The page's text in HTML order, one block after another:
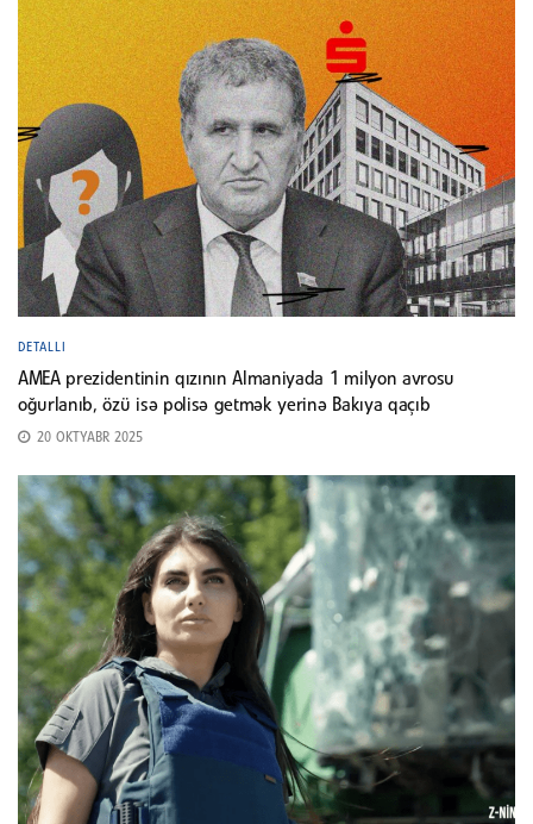
DETALLI
AMEA prezidentinin qızının Almaniyada 1 milyon avrosu
oğurlanıb, özü isə polisə getmək yerinə Bakıya qaçıb
20 OKTYABR 2025